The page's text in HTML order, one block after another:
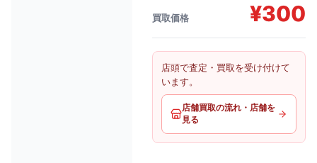
買取価格 ¥300
店頭で査定・買取を受け付けて
います。
店舗買取の流れ・店舗を
見る